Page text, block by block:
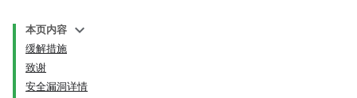
本页内容
缓解措施
致谢
安全漏洞详情